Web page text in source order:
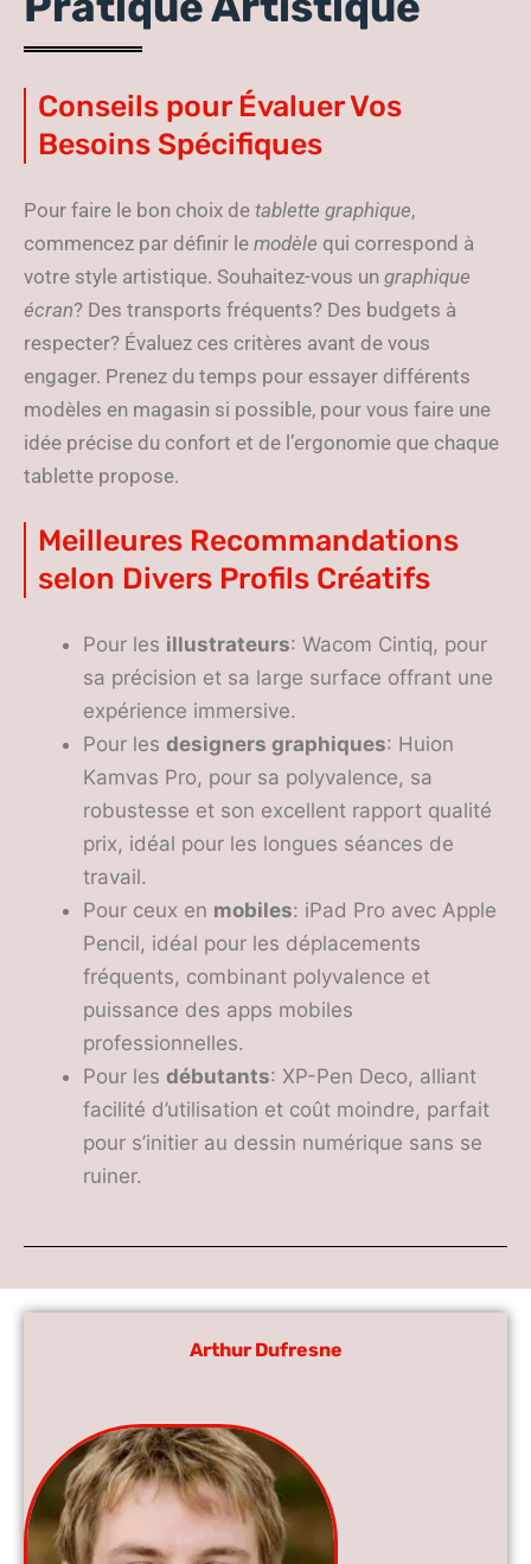
Conseils pour Évaluer Vos
Besoins Spécifiques
Pour faire le bon choix de tablette graphique,
commencez par définir le modèle qui correspond à
votre style artistique. Souhaitez-vous un graphique
écran? Des transports fréquents? Des budgets à
respecter? Évaluez ces critères avant de vous
engager. Prenez du temps pour essayer différents
modèles en magasin si possible, pour vous faire une
idée précise du confort et de l’ergonomie que chaque
tablette propose.
Meilleures Recommandations
selon Divers Profils Créatifs
Pour les illustrateurs: Wacom Cintiq, pour
sa précision et sa large surface offrant une
expérience immersive.
Pour les designers graphiques: Huion
Kamvas Pro, pour sa polyvalence, sa
robustesse et son excellent rapport qualité
prix, idéal pour les longues séances de
travail.
Pour ceux en mobiles: iPad Pro avec Apple
Pencil, idéal pour les déplacements
fréquents, combinant polyvalence et
puissance des apps mobiles
professionnelles.
Pour les débutants: XP-Pen Deco, alliant
facilité d’utilisation et coût moindre, parfait
pour s’initier au dessin numérique sans se
ruiner.
Arthur Dufresne